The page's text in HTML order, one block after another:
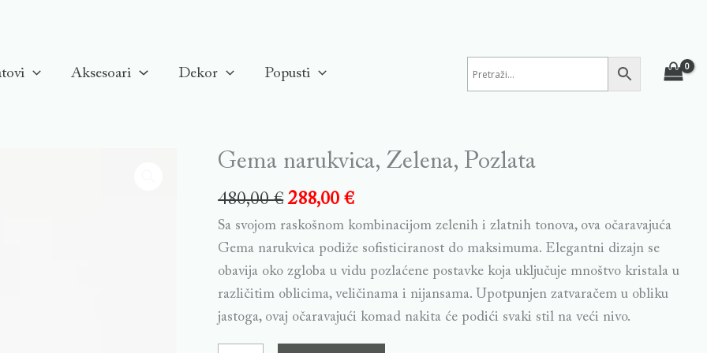
Aksesoari Dekor Popusti
Gema narukvica, Zelena, Pozlata
480,00€ 288,00€
Sa svojom raskošnom kombinacijom zelenih i zlatnih tonova, ova očaravajuća
Gema narukvica podiže sofisticiranost do maksimuma. Elegantni dizajn se
obavija oko zgloba u vidu pozlaćene postavke koja uključuje mnoštvo kristala u
različitim oblicima, veličinama i nijansama. Upotpunjen zatvaračem u obliku
jastoga, ovaj očaravajući komad nakita će podići svaki stil na veći nivo.
Gema
Zelena,
Pozlata
quantity